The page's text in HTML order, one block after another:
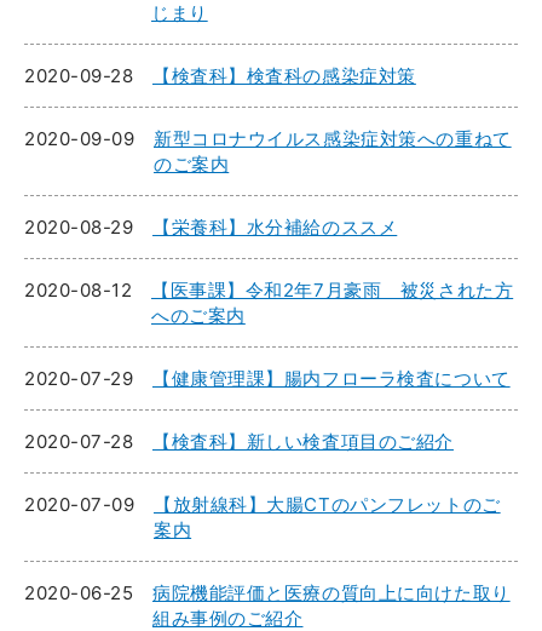
じまり
2020-09-28 【検査科】検査科の感染症対策
2020-09-09
新型コロナウイルス感染症対策への重ねて
のご案内
2020-08-29 【栄養科】水分補給のススメ
2020-08-12
【医事課】令和2年7月豪雨 被災された方
へのご案内
2020-07-29 【健康管理課】腸内フローラ検査について
2020-07-28 【検査科】新しい検査項目のご紹介
2020-07-09
【放射線科】大腸CTのパンフレットのご
案内
2020-06-25
病院機能評価と医療の質向上に向けた取り
組み事例のご紹介